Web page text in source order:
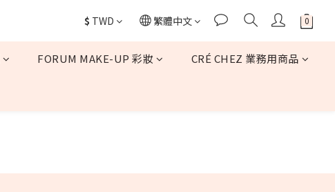
$ TWD 繁體中文
FORUM MAKE-UP 彩妝 CRÉ CHEZ 業務用商品